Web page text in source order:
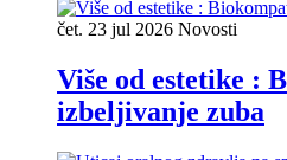
čet. 23 jul 2026 Novosti
Više od estetike :
izbeljivanje zuba